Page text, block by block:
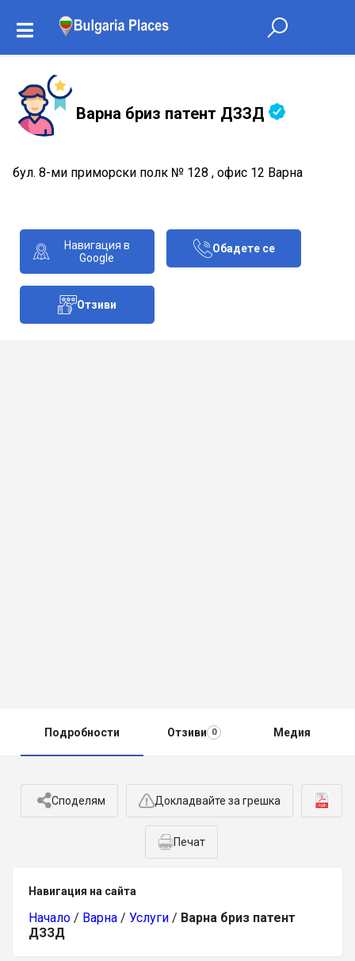
Варна бриз патент ДЗЗД
бул. 8-ми приморски полк № 128 , офис 12 Варна
Навигация в
Google
Обадете се
Отзиви
Подробности Отзиви 0 Медия
Споделям Докладвайте за грешка
Печат
Навигация на сайта
Начало / Варна / Услуги / Варна бриз патент
ДЗЗД